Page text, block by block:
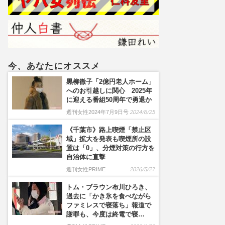
ルメイクよりいい》の
声…“お嬢様な素顔”とのギ
今、あなたにオススメ
黒柳徹子「2億円老人ホーム」
へのお引越しに関心 2025年
に迎える番組50周年で勇退か
週刊女性2024年7月9日号 2024/6/25
《千葉市》路上喫煙「禁止区
域」拡大を発表も喫煙所の設
置は「0」、分煙対策の行方を
自治体に直撃
週刊女性PRIME 2026/5/27
トム・ブラウン布川ひろき、
過去に「かき氷を食べながら
ファミレスで寝落ち」報道で
謝罪も、今度は終電で寝…